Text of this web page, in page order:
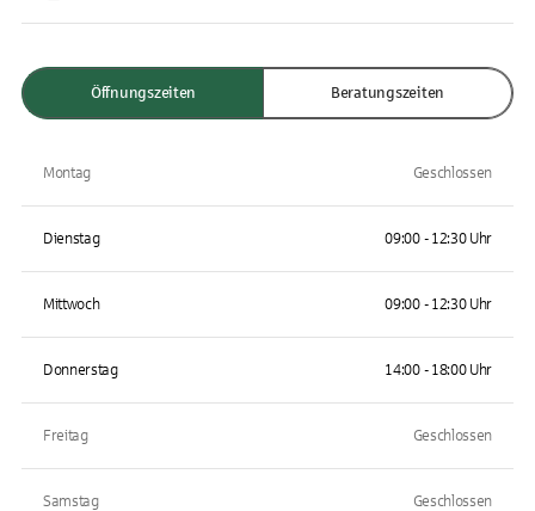
Öffnungszeiten Beratungszeiten
Montag Geschlossen
Dienstag 09:00 - 12:30 Uhr
Mittwoch 09:00 - 12:30 Uhr
Donnerstag 14:00 - 18:00 Uhr
Freitag Geschlossen
Samstag Geschlossen